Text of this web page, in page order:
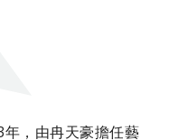
，由冉天豪擔任藝